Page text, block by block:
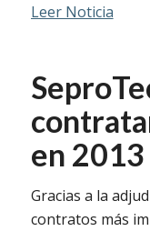
Leer Noticia
en 2013
Gracias a la
contratos más